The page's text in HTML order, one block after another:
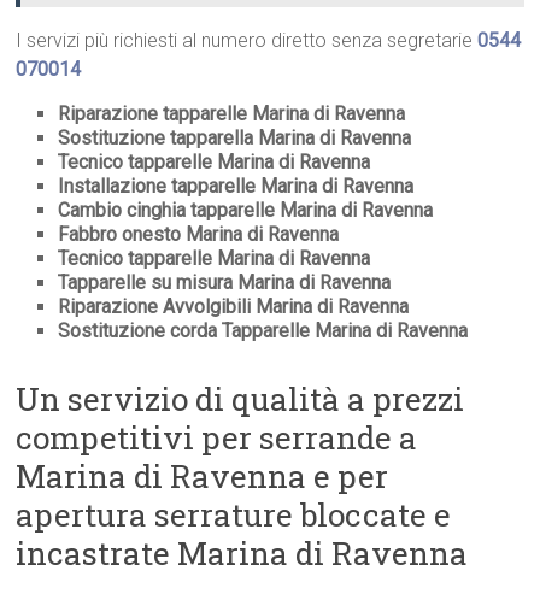
I servizi più richiesti al numero diretto senza segretarie0544
070014
Riparazione tapparelle Marina di Ravenna
Sostituzione tapparella Marina di Ravenna
Tecnico tapparelle Marina di Ravenna
Installazione tapparelle Marina di Ravenna
Cambio cinghia tapparelle Marina di Ravenna
Fabbro onesto Marina di Ravenna
Tecnico tapparelle Marina di Ravenna
Tapparelle su misura Marina di Ravenna
Riparazione Avvolgibili Marina di Ravenna
Sostituzione corda Tapparelle Marina di Ravenna
Un servizio di qualità a prezzi
competitivi per serrande a
Marina di Ravenna e per
apertura serrature bloccate e
incastrate Marina di Ravenna